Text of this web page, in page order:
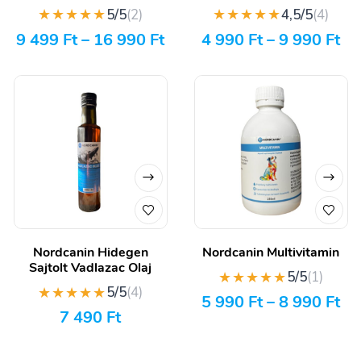
★★★★★5/5(2)
9 499 Ft– 16 990 Ft
★★★★★4,5/5(4)
4 990 Ft–9 990 Ft
Nordcanin Hidegen
Sajtolt Vadlazac Olaj
★★★★★5/5(4)
7 490 Ft
Nordcanin Multivitamin
★★★★★5/5(1)
5 990 Ft–8 990 Ft